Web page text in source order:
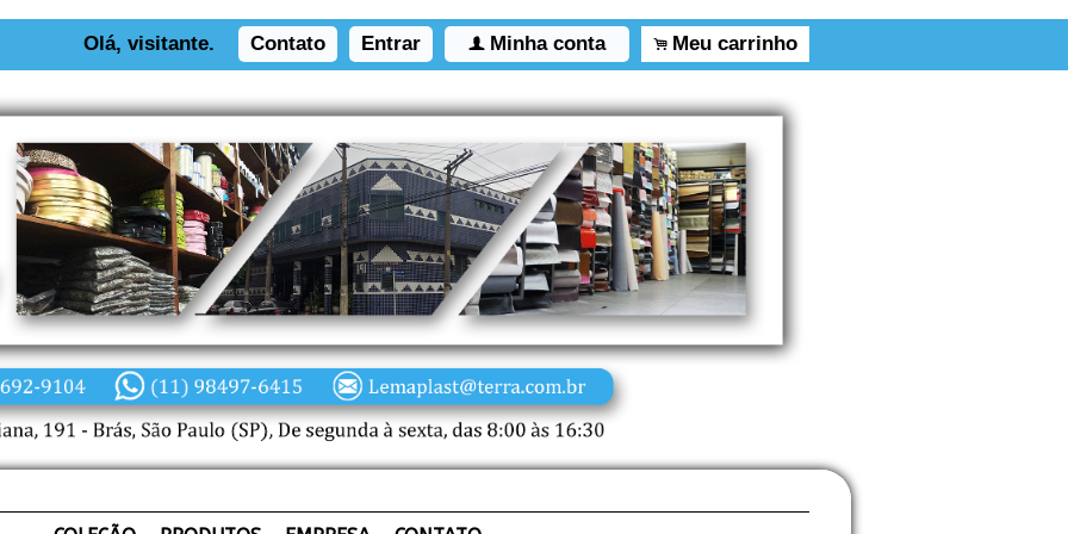
Olá, visitante. Contato Entrar f Minha conta . Meu carrinho